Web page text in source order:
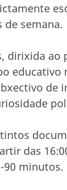
de semana.
dirixida
de
das
90 minutos.